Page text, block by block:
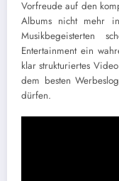
Vorfreude auf den
Albums nicht mehr
Musikbegeisterten
Entertainment ein
klar strukturiertes
dem besten
dürfen.